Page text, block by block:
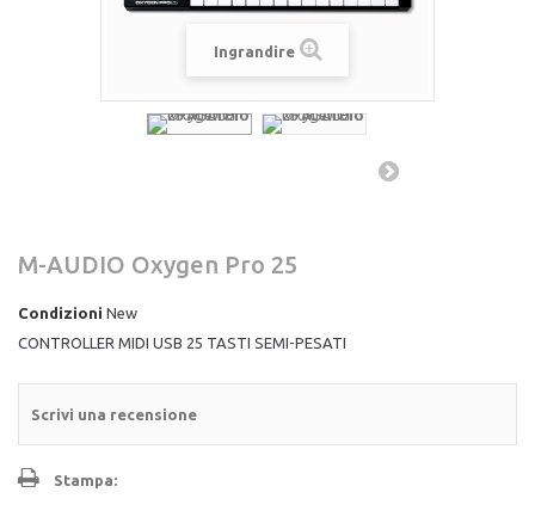
Ingrandire
M-AUDIO Oxygen Pro 25
Condizioni New
CONTROLLER MIDI USB 25 TASTI SEMI-PESATI
Scrivi una recensione
Stampa: